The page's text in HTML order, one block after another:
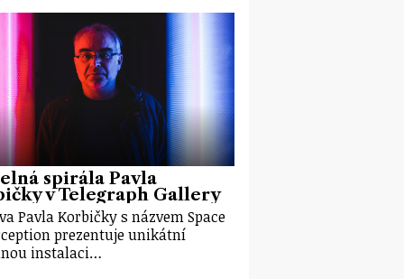
spirála Pavla
v Telegraph Gallery
Pavla Korbičky s názvem Space
prezentuje unikátní
instalaci…